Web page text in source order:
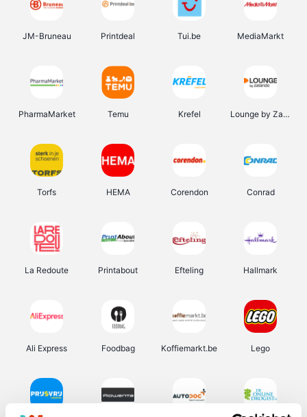
JM-Bruneau Printdeal Tui.be MediaMarkt
PharmaMarket Temu Krefel Lounge by Zalando
Torfs HEMA Corendon Conrad
La Redoute Printabout Efteling Hallmark
Ali Express Foodbag Koffiemarkt.be Lego